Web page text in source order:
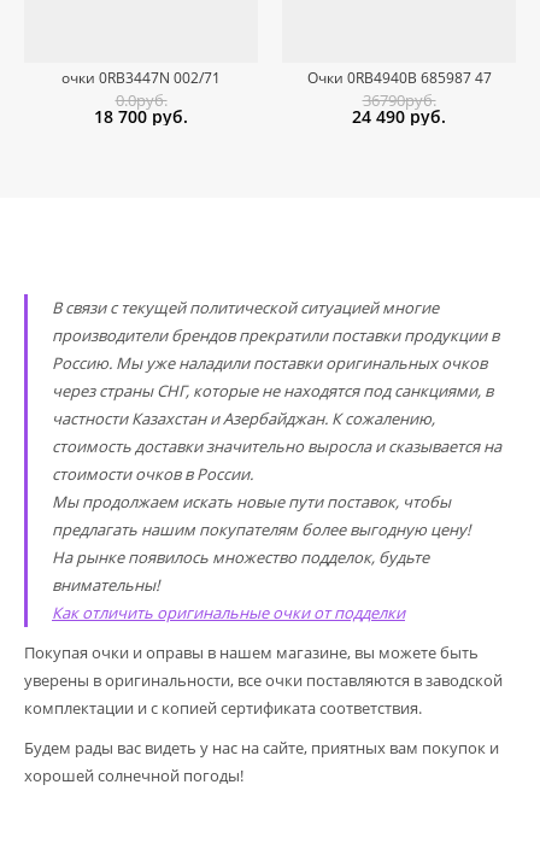
очки 0RB3447N 002/71
0.0руб.
18 700 руб.
Очки 0RB4940B 685987 47
36790руб.
24 490 руб.
В связи с текущей политической ситуацией многие
производители брендов прекратили поставки продукции в
Россию. Мы уже наладили поставки оригинальных очков
через страны СНГ, которые не находятся под санкциями, в
частности Казахстан и Азербайджан. К сожалению,
стоимость доставки значительно выросла и сказывается на
стоимости очков в России.
Мы продолжаем искать новые пути поставок, чтобы
предлагать нашим покупателям более выгодную цену!
На рынке появилось множество подделок, будьте
внимательны!
Как отличить оригинальные очки от подделки
Покупая очки и оправы в нашем магазине, вы можете быть
уверены в оригинальности, все очки поставляются в заводской
комплектации и с копией сертификата соответствия.
Будем рады вас видеть у нас на сайте, приятных вам покупок и
хорошей солнечной погоды!